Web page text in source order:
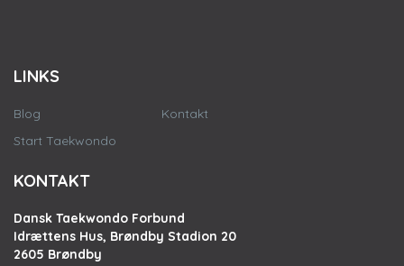
LINKS
Blog
Start Taekwondo
Kontakt
KONTAKT
Dansk Taekwondo Forbund
Idrættens Hus, Brøndby Stadion 20
2605 Brøndby